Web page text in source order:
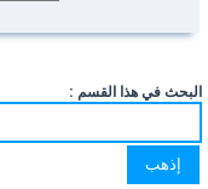
البحث في هذا القسم :